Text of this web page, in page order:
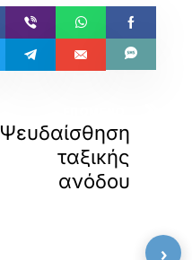
Ψευδαίσθηση
ταξικής
ανόδου
›